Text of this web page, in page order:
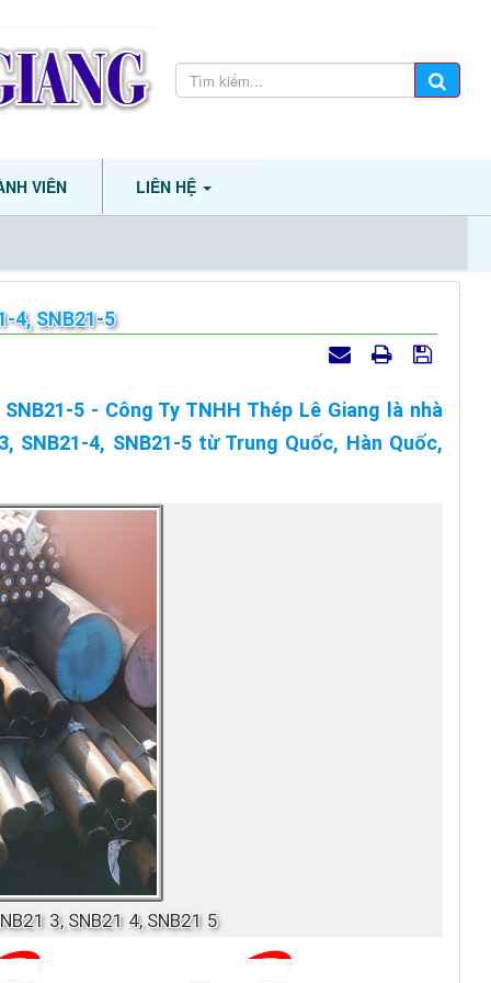
VIÊN LIÊN HỆ
4, SNB21-5
5 - Công Ty TNHH Thép Lê Giang là nhà
SNB21-4, SNB21-5 từ Trung Quốc, Hàn Quốc,
3, SNB21 4, SNB21 5